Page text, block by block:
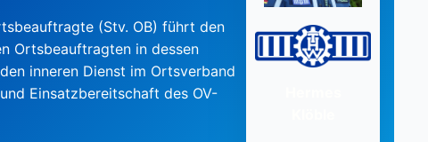
(Stv. OB) führt den
Ortsbeauftragten in dessen
inneren Dienst im Ortsverband
Einsatzbereitschaft des OV-